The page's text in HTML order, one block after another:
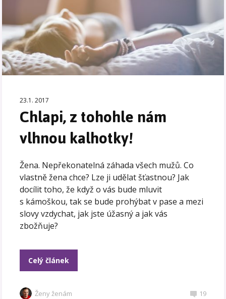
23.1. 2017
Chlapi, z tohohle nám
vlhnou kalhotky!
Žena. Nepřekonatelná záhada všech mužů. Co
vlastně žena chce? Lze ji udělat šťastnou? Jak
docílit toho, že když o vás bude mluvit
s kámoškou, tak se bude prohýbat v pase a mezi
slovy vzdychat, jak jste úžasný a jak vás
zbožňuje?
Celý článek
Ženy ženám 19